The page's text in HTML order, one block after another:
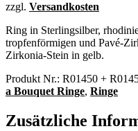
zzgl. Versandkosten
Ring in Sterlingsilber,
tropfenförmigen und Pavé-
Zirkonia-Stein in gelb.
Produkt Nr.: R01450 +
a Bouquet Ringe, Ringe
Zusätzliche